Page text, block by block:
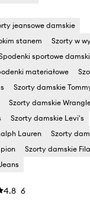
jeansowe damskie
stanem
Szorty w
sportowe
materiałowe
Szorty damskie
Szorty damskie
Szorty damskie Levi's
Lauren
Szorty
Szorty damskie Fila
4.8 6